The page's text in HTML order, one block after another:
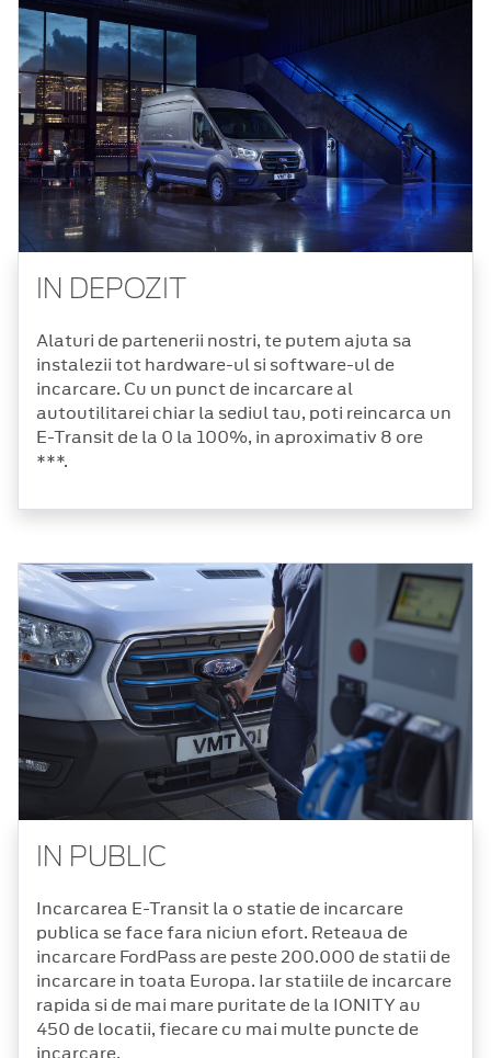
IN DEPOZIT
Alaturi de partenerii nostri, te putem ajuta sa
instalezii tot hardware-ul si software-ul de
incarcare. Cu un punct de incarcare al
autoutilitarei chiar la sediul tau, poti reincarca un
E-Transit de la 0 la 100%, in aproximativ 8 ore
***.
IN PUBLIC
Incarcarea E-Transit la o statie de incarcare
publica se face fara niciun efort. Reteaua de
incarcare FordPass are peste 200.000 de statii de
incarcare in toata Europa. Iar statiile de incarcare
rapida si de mai mare puritate de la IONITY au
450 de locatii, fiecare cu mai multe puncte de
incarcare.